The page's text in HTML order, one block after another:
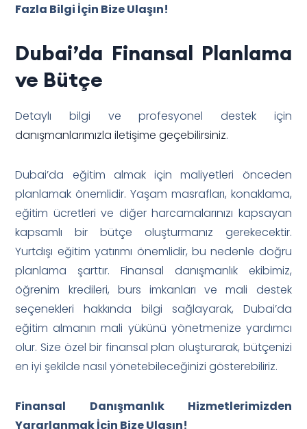
Fazla Bilgi İçin Bize Ulaşın!
Dubai’da Finansal Planlama
ve Bütçe
Detaylı bilgi ve profesyonel destek için
danışmanlarımızla iletişime geçebilirsiniz.
Dubai’da eğitim almak için maliyetleri önceden
planlamak önemlidir. Yaşam masrafları, konaklama,
eğitim ücretleri ve diğer harcamalarınızı kapsayan
kapsamlı bir bütçe oluşturmanız gerekecektir.
Yurtdışı eğitim yatırımı önemlidir, bu nedenle doğru
planlama şarttır. Finansal danışmanlık ekibimiz,
öğrenim kredileri, burs imkanları ve mali destek
seçenekleri hakkında bilgi sağlayarak, Dubai’da
eğitim almanın mali yükünü yönetmenize yardımcı
olur. Size özel bir finansal plan oluşturarak, bütçenizi
en iyi şekilde nasıl yönetebileceğinizi gösterebiliriz.
Finansal Danışmanlık Hizmetlerimizden
Yararlanmak İçin Bize Ulaşın!